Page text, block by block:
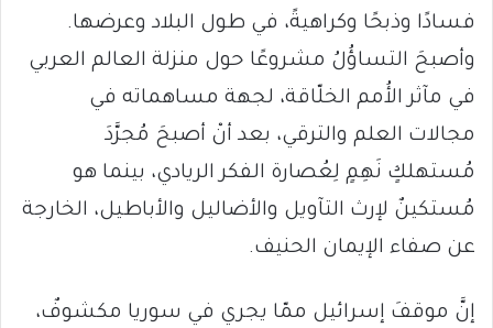
فسادًا وذبحًا وكراهيةً، في طول البلاد وعرضها.
وأصبحَ التساؤُلُ مشروعًا حول منزلة العالم العربي
في مآثر الأُمم الخلّاقة، لجهة مساهماته في
مجالات العلم والترقي، بعد أنْ أصبحَ مُجرَّدَ
مُستهلكٍ نَهِمٍ لِعُصارة الفكر الريادي، بينما هو
مُستكينٌ لإرث التآويل والأضاليل والأباطيل، الخارجة
عن صفاء الإيمان الحنيف.
إنَّ موقفَ إسرائيل ممّا يجري في سوريا مكشوفٌ،